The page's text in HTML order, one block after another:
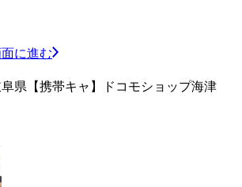
に進む
県【携帯キャ】ドコモショップ海津